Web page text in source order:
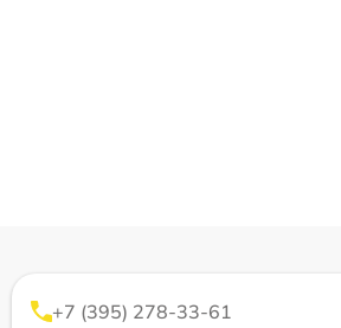
+7 (395) 278-33-61